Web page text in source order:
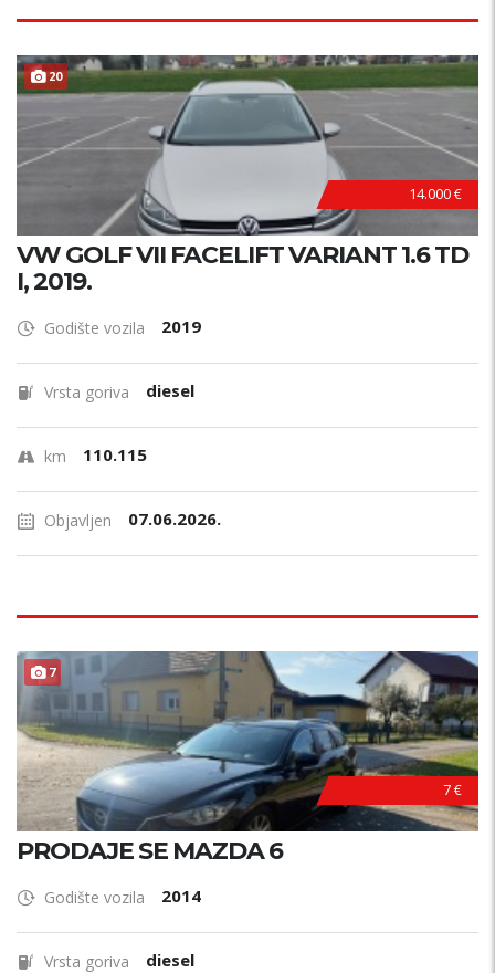
20
14.000 €
VW GOLF VII FACELIFT VARIANT 1.6 TD
I, 2019.
Godište vozila 2019
Vrsta goriva diesel
km 110.115
Objavljen 07.06.2026.
7
7 €
PRODAJE SE MAZDA 6
Godište vozila 2014
Vrsta goriva diesel